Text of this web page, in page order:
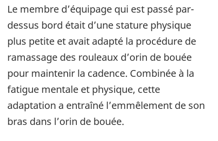
Le membre d’équipage qui est passé par-
dessus bord était d’une stature physique
plus petite et avait adapté la procédure de
ramassage des rouleaux d’orin de bouée
pour maintenir la cadence. Combinée à la
fatigue mentale et physique, cette
adaptation a entraîné l’emmêlement de son
bras dans l’orin de bouée.